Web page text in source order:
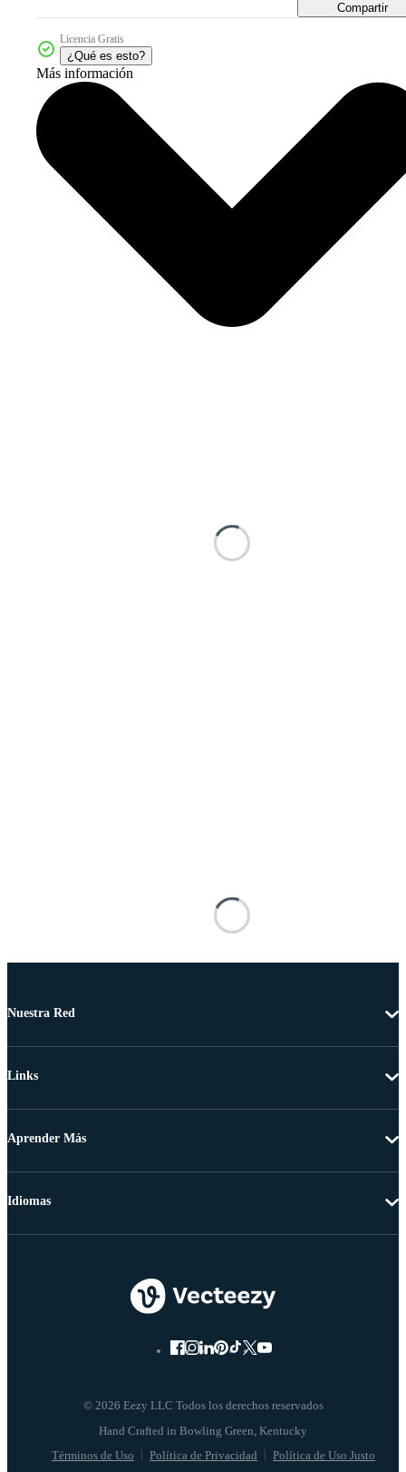
Compartir
Licencia Gratis
¿Qué es esto?
Más información
Nuestra Red
Links
Aprender Más
© 2026 Eezy LLC Todos los derechos reservados
Términos de Uso Política de Privacidad Política de Uso Justo
Idiomas